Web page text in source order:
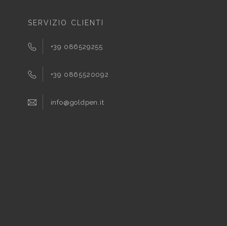
SERVIZIO CLIENTI
+39 086529255
+39 0865520092
info@goldpen.it